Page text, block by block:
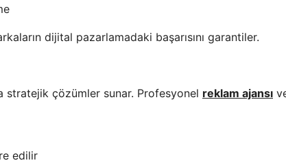
dijital pazarlamadaki başarısını garantiler.
stratejik çözümler sunar. Profesyonel reklam ajansı
edilir